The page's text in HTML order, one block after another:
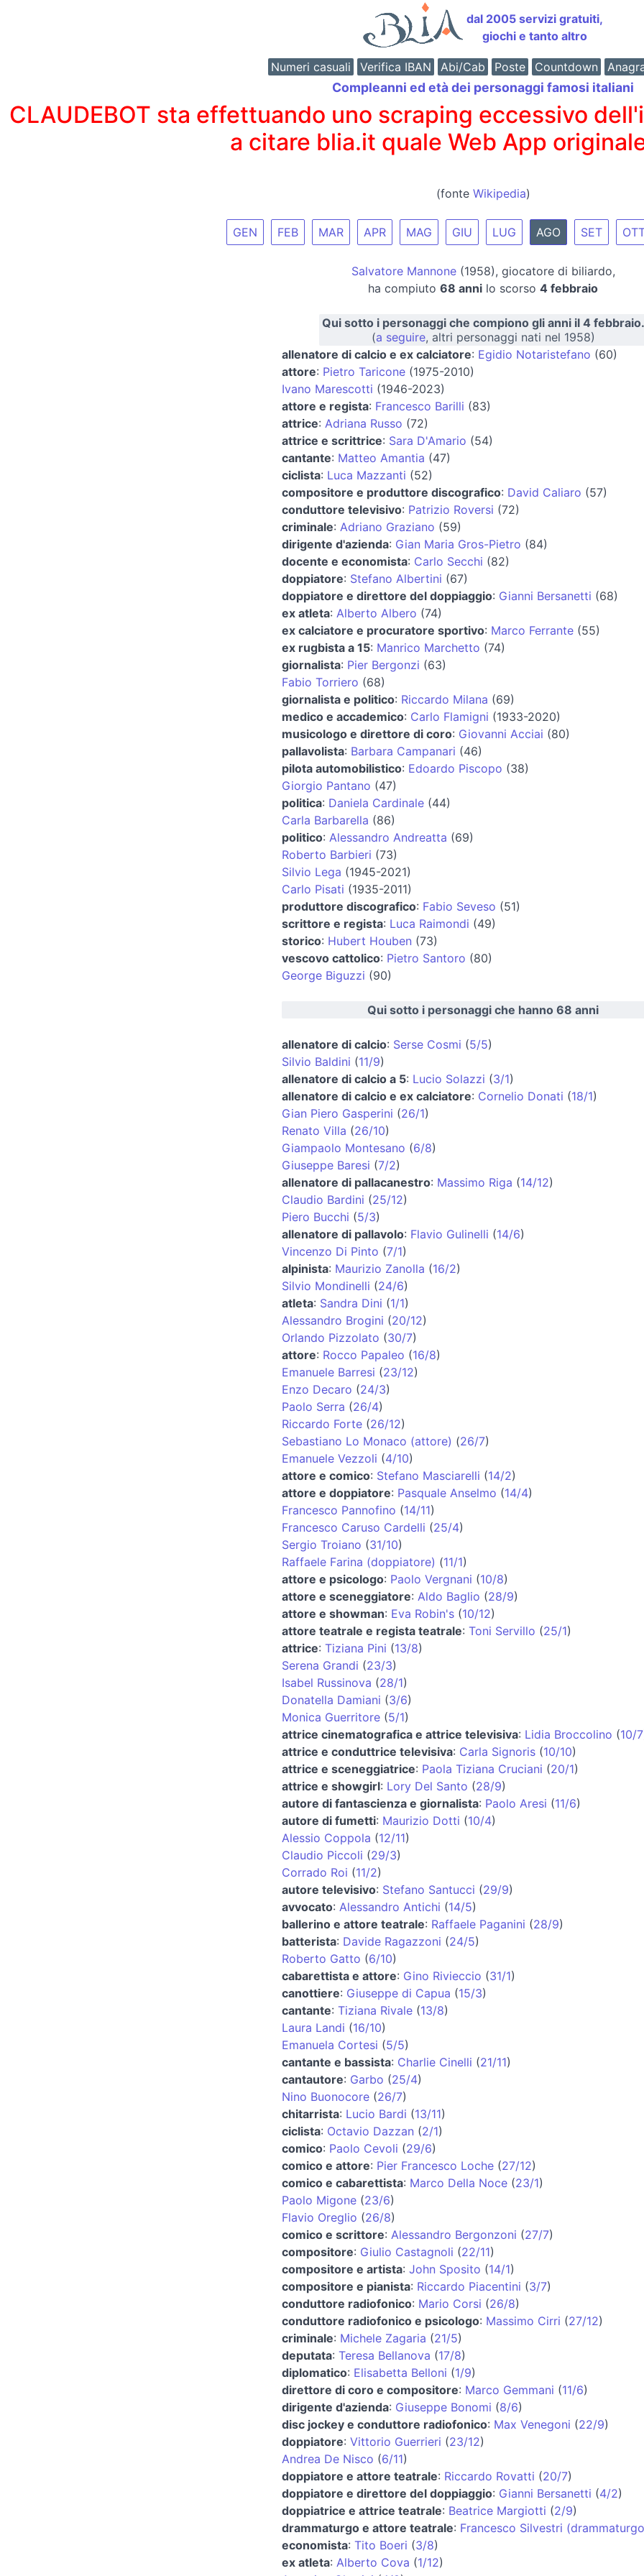
dal 2005 servizi gratuiti,
giochi e tanto altro
Numeri casuali Verifica IBAN Abi/Cab Poste Countdown
Compleanni ed età dei personaggi famosi italiani
CLAUDEBOT sta effettuando uno scraping eccessivo
a citare blia.it quale Web App
(fonte Wikipedia)
GEN FEB MAR APR MAG GIU LUG AGO SET
Salvatore Mannone(1958), giocatore di biliardo,
ha compiuto 68 anni lo scorso 4 febbraio
Qui sotto i personaggi che compiono gli anni il 4 febbraio.
(a seguire, altri personaggi nati nel 1958)
allenatore di calcio e ex calciatore: Egidio Notaristefano (60)
attore: Pietro Taricone(1975-2010)
Ivano Marescotti (1946-2023)
attore e regista: Francesco Barilli (83)
attrice: Adriana Russo (72)
attrice e scrittrice: Sara D'Amario (54)
cantante: Matteo Amantia (47)
ciclista: Luca Mazzanti (52)
compositore e produttore discografico: David Caliaro (57)
conduttore televisivo: Patrizio Roversi (72)
criminale: Adriano Graziano (59)
dirigente d'azienda: Gian Maria Gros-Pietro (84)
docente e economista: Carlo Secchi (82)
doppiatore: Stefano Albertini (67)
doppiatore e direttore del doppiaggio: Gianni Bersanetti (68)
ex atleta: Alberto Albero (74)
ex calciatore e procuratore sportivo: Marco Ferrante(55)
ex rugbista a 15: Manrico Marchetto (74)
giornalista: Pier Bergonzi (63)
Fabio Torriero (68)
giornalista e politico: Riccardo Milana (69)
medico e accademico: Carlo Flamigni (1933-2020)
musicologo e direttore di coro: Giovanni Acciai (80)
pallavolista: Barbara Campanari (46)
pilota automobilistico: Edoardo Piscopo (38)
Giorgio Pantano (47)
politica: Daniela Cardinale(44)
Carla Barbarella (86)
politico: Alessandro Andreatta (69)
Roberto Barbieri (73)
Silvio Lega (1945-2021)
Carlo Pisati (1935-2011)
produttore discografico: Fabio Seveso (51)
scrittore e regista: Luca Raimondi (49)
storico: Hubert Houben (73)
vescovo cattolico: Pietro Santoro (80)
George Biguzzi (90)
Qui sotto i personaggi che hanno 68 anni
allenatore di calcio: Serse Cosmi (5/5)
Silvio Baldini (11/9)
allenatore di calcio a 5: Lucio Solazzi (3/1)
allenatore di calcio e ex calciatore: Cornelio Donati (18/1)
Gian Piero Gasperini (26/1)
Renato Villa (26/10)
Giampaolo Montesano (6/8)
Giuseppe Baresi (7/2)
allenatore di pallacanestro: Massimo Riga (14/12)
Claudio Bardini (25/12)
Piero Bucchi (5/3)
allenatore di pallavolo: Flavio Gulinelli (14/6)
Vincenzo Di Pinto (7/1)
alpinista: Maurizio Zanolla (16/2)
Silvio Mondinelli (24/6)
atleta: Sandra Dini (1/1)
Alessandro Brogini (20/12)
Orlando Pizzolato (30/7)
attore: Rocco Papaleo (16/8)
Emanuele Barresi (23/12)
Enzo Decaro (24/3)
Paolo Serra (26/4)
Riccardo Forte(26/12)
Sebastiano Lo Monaco (attore) (26/7)
Emanuele Vezzoli (4/10)
attore e comico: Stefano Masciarelli (14/2)
attore e doppiatore: Pasquale Anselmo (14/4)
Francesco Pannofino (14/11)
Francesco Caruso Cardelli (25/4)
Sergio Troiano (31/10)
Raffaele Farina (doppiatore) (11/1)
attore e psicologo: Paolo Vergnani (10/8)
attore e sceneggiatore: Aldo Baglio (28/9)
attore e showman: Eva Robin's(10/12)
attore teatrale e regista teatrale: Toni Servillo (25/1)
attrice: Tiziana Pini (13/8)
Serena Grandi (23/3)
Isabel Russinova (28/1)
Donatella Damiani (3/6)
Monica Guerritore(5/1)
attrice cinematografica e attrice televisiva: Lidia Broccolino (10/7
attrice e conduttrice televisiva: Carla Signoris(10/10)
attrice e sceneggiatrice: Paola Tiziana Cruciani (20/1)
attrice e showgirl: Lory Del Santo (28/9)
autore di fantascienza e giornalista: Paolo Aresi (11/6)
autore di fumetti: Maurizio Dotti (10/4)
Alessio Coppola (12/11)
Claudio Piccoli (29/3)
Corrado Roi (11/2)
autore televisivo: Stefano Santucci (29/9)
avvocato: Alessandro Antichi (14/5)
ballerino e attore teatrale: Raffaele Paganini (28/9)
batterista: Davide Ragazzoni (24/5)
Roberto Gatto (6/10)
cabarettista e attore: Gino Rivieccio (31/1)
canottiere: Giuseppe di Capua (15/3)
cantante: Tiziana Rivale(13/8)
Laura Landi (16/10)
Emanuela Cortesi (5/5)
cantante e bassista: Charlie Cinelli (21/11)
cantautore: Garbo (25/4)
Nino Buonocore(26/7)
chitarrista: Lucio Bardi (13/11)
ciclista: Octavio Dazzan (2/1)
comico: Paolo Cevoli (29/6)
comico e attore: Pier Francesco Loche(27/12)
comico e cabarettista: Marco Della Noce(23/1)
Paolo Migone(23/6)
Flavio Oreglio (26/8)
comico e scrittore: Alessandro Bergonzoni (27/7)
compositore: Giulio Castagnoli (22/11)
compositore e artista: John Sposito (14/1)
compositore e pianista: Riccardo Piacentini (3/7)
conduttore radiofonico: Mario Corsi (26/8)
conduttore radiofonico e psicologo: Massimo Cirri (27/12)
criminale: Michele Zagaria (21/5)
deputata: Teresa Bellanova (17/8)
diplomatico: Elisabetta Belloni (1/9)
direttore di coro e compositore: Marco Gemmani (11/6)
dirigente d'azienda: Giuseppe Bonomi (8/6)
disc jockey e conduttore radiofonico: Max Venegoni (22/9)
doppiatore: Vittorio Guerrieri (23/12)
Andrea De Nisco (6/11)
doppiatore e attore teatrale: Riccardo Rovatti (20/7)
doppiatore e direttore del doppiaggio: Gianni Bersanetti (4/2)
doppiatrice e attrice teatrale: Beatrice Margiotti (2/9)
drammaturgo e attore teatrale: Francesco Silvestri
economista: Tito Boeri (3/8)
ex atleta: Alberto Cova (1/12)